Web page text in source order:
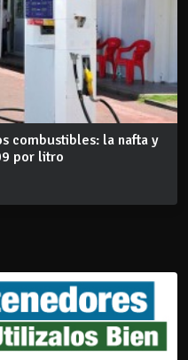
combustibles: la nafta y
por litro